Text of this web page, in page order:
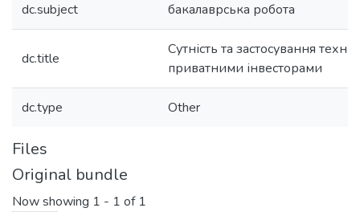
dc.subject бакалаврська робота
dc.title
Сутність та застосування
приватними інвесторами
dc.type Other
Files
Original bundle
Now showing 1 - 1 of 1